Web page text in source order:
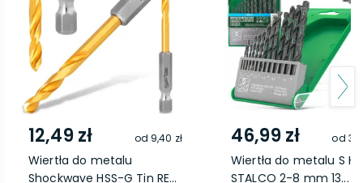
12,49 zł od 9,40 zł
Wiertła do metalu
Shockwave HSS-G Tin RE...
46,99 zł od
Wiertła do metalu S
STALCO 2-8 mm 13...